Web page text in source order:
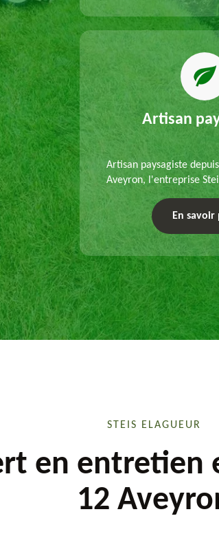
Artisan
Artisan paysagiste
Aveyron, l'entreprise
chaque plan
exécute les travauxEn savoir
STEIS ELAGUEUR
en entretien
12